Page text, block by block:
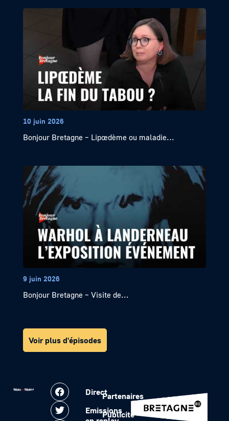
10 juin 2026
Bonjour Bretagne – Lipœdème ou maladie...
9 juin 2026
Bonjour Bretagne – Visite de...
Voir plus d'épisodes
Direct
Emissions
Partenaires
Publicité